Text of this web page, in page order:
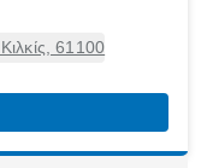
61100